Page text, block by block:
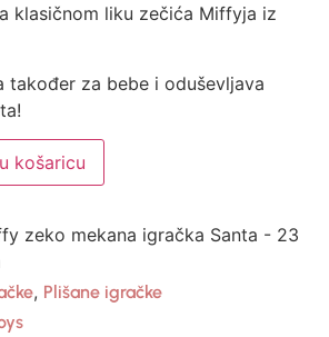
klasičnom liku zečića Miffyja iz
također za bebe i oduševljava
košaricu
zeko mekana igračka Santa - 23
, Plišane igračke